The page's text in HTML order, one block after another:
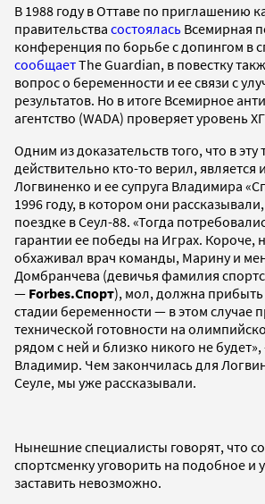
В 1988 году в Оттаве по приглашению
правительства состоялась Всемирная
конференция по борьбе с допингом в
сообщаетThe Guardian, в повестку
вопрос о беременности и ее связи с
результатов. Но в итоге Всемирное
агентство (WADA) проверяет уровень
Одним из доказательств того, что в
действительно кто-то верил,
Логвиненко и ее супруга Владимира
1996 году, в котором они
поездке в Сеул-88. «Тогда
гарантии ее победы на Играх. Короче,
обхаживал врач команды, Марину и
Домбранчева (девичья фамилия
— Forbes.Спорт), мол, должна прибыть
стадии беременности — в этом случае
технической готовности на
рядом с ней и близко никого не
Владимир. Чем закончилась для
Сеуле, мы уже рассказывали.
Нынешние специалисты говорят, что
спортсменку уговорить на подобное и
заставить невозможно.